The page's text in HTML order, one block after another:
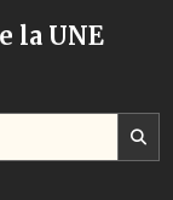
la UNE